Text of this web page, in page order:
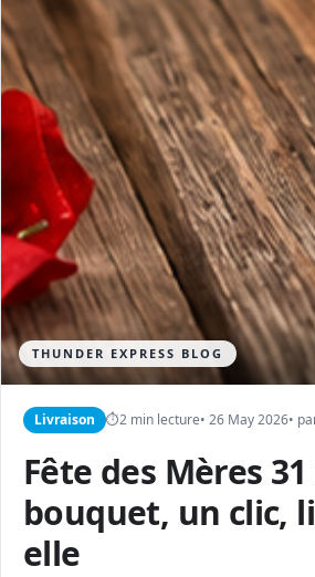
THUNDER EXPRESS BLOG
Livraison ⏱2 min lecture• 26 May 2026•
Fête des Mères
bouquet, un clic,
elle